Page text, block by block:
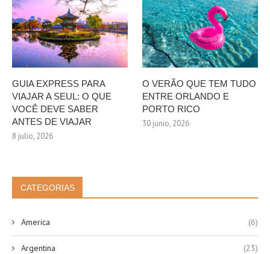
GUIA EXPRESS PARA
VIAJAR A SEUL: O QUE
VOCÊ DEVE SABER
ANTES DE VIAJAR
8 julio, 2026
O VERÃO QUE TEM TUDO
ENTRE ORLANDO E
PORTO RICO
30 junio, 2026
CATEGORIAS
America (6)
Argentina (23)